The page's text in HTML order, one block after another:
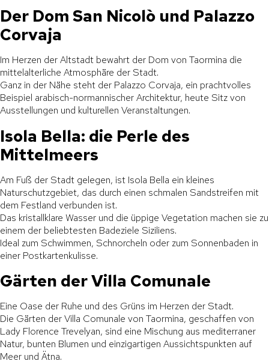
Der Dom San Nicolò und Palazzo
Corvaja
Im Herzen der Altstadt bewahrt der Dom von Taormina die
mittelalterliche Atmosphäre der Stadt.
Ganz in der Nähe steht der Palazzo Corvaja, ein prachtvolles
Beispiel arabisch-normannischer Architektur, heute Sitz von
Ausstellungen und kulturellen Veranstaltungen.
Isola Bella: die Perle des
Mittelmeers
Am Fuß der Stadt gelegen, ist Isola Bella ein kleines
Naturschutzgebiet, das durch einen schmalen Sandstreifen mit
dem Festland verbunden ist.
Das kristallklare Wasser und die üppige Vegetation machen sie zu
einem der beliebtesten Badeziele Siziliens.
Ideal zum Schwimmen, Schnorcheln oder zum Sonnenbaden in
einer Postkartenkulisse.
Gärten der Villa Comunale
Eine Oase der Ruhe und des Grüns im Herzen der Stadt.
Die Gärten der Villa Comunale von Taormina, geschaffen von
Lady Florence Trevelyan, sind eine Mischung aus mediterraner
Natur, bunten Blumen und einzigartigen Aussichtspunkten auf
Meer und Ätna.